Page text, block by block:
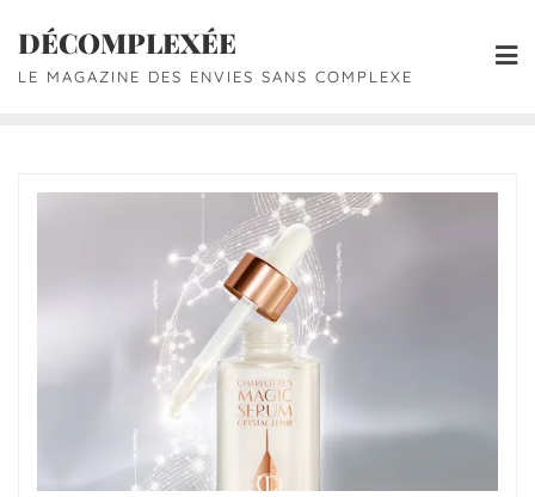
DÉCOMPLEXÉE
LE MAGAZINE DES ENVIES SANS COMPLEXE